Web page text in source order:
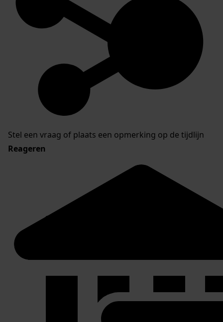
Stel een vraag of plaats een opmerking op de tijdlijn
Reageren